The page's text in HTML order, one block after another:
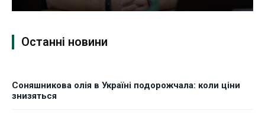
Останні новини
Соняшникова олія в Україні подорожчала: коли ціни
знизяться